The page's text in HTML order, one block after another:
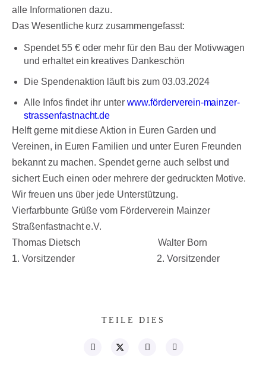
alle Informationen dazu.
Das Wesentliche kurz zusammengefasst:
Spendet 55 € oder mehr für den Bau der Motivwagen
und erhaltet ein kreatives Dankeschön
Die Spendenaktion läuft bis zum 03.03.2024
Alle Infos findet ihr unterwww.förderverein-mainzer-
strassenfastnacht.de
Helft gerne mit diese Aktion in Euren Garden und
Vereinen, in Euren Familien und unter Euren Freunden
bekannt zu machen. Spendet gerne auch selbst und
sichert Euch einen oder mehrere der gedruckten Motive.
Wir freuen uns über jede Unterstützung.
Vierfarbbunte Grüße vom Förderverein Mainzer
Straßenfastnacht e.V.
Thomas Dietsch Walter Born
1. Vorsitzender 2. Vorsitzender
TEILE DIES